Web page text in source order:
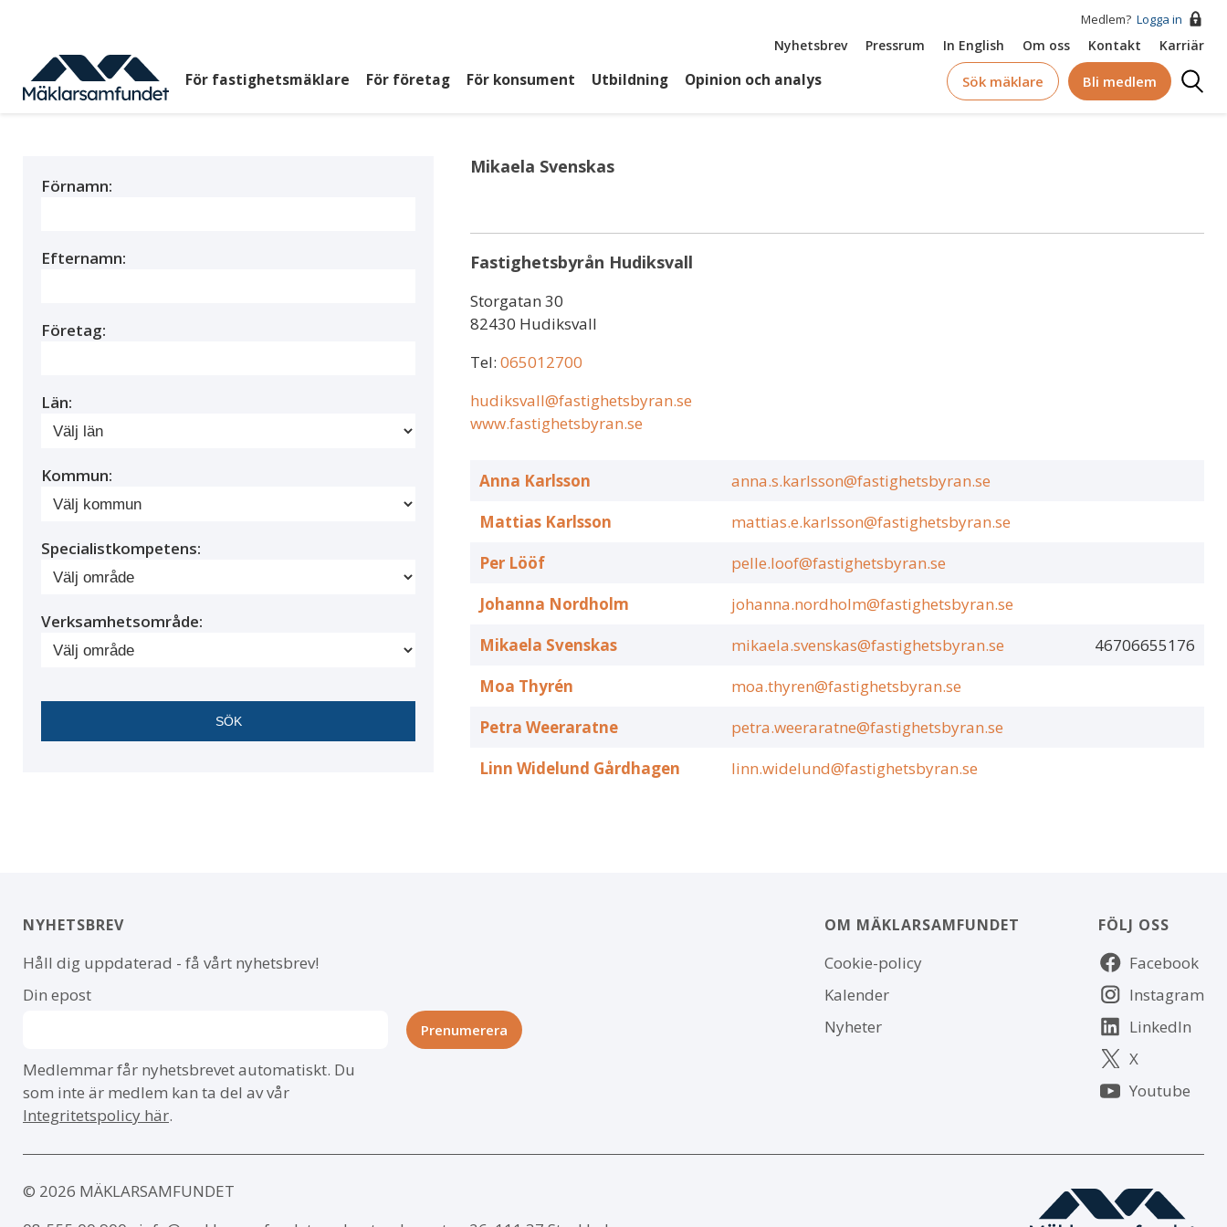
huvudinnehåll
Medlem? Logga in
Top
Nyhetsbrev Pressrum In English Om oss Kontakt Karriär
Huvudmeny
För fastighetsmäklare För företag För konsument Utbildning Opinion och analys Sök mäklare Bli medlem
Logga
Mikaela Svenskas
Fastighetsbyrån Hudiksvall
Storgatan 30
82430 Hudiksvall
Tel: 065012700
hudiksvall@fastighetsbyran.se
www.fastighetsbyran.se
Anna Karlsson
anna.s.karlsson@fastighetsbyran.se
Mattias Karlsson
mattias.e.karlsson@fastighetsbyran.se
Per Lööf
pelle.loof@fastighetsbyran.se
Johanna Nordholm
johanna.nordholm@fastighetsbyran.se
Mikaela Svenskas
mikaela.svenskas@fastighetsbyran.se
46706655176
Moa Thyrén
moa.thyren@fastighetsbyran.se
Petra Weeraratne
petra.weeraratne@fastighetsbyran.se
Linn Widelund Gårdhagen
linn.widelund@fastighetsbyran.se
Förnamn:
Efternamn:
Företag:
Län:
Kommun:
Specialistkompetens:
Verksamhetsområde:
NYHETSBREV
Håll dig uppdaterad - få vårt nyhetsbrev!
Din epost
Medlemmar får nyhetsbrevet automatiskt. Du
som inte är medlem kan ta del av vår
Integritetspolicy här.
OM MÄKLARSAMFUNDET
Om
Cookie-policy
Kalender
Nyheter
FÖLJ OSS
Följ
oss
Facebook
Instagram
LinkedIn
X
Youtube
© 2026 MÄKLARSAMFUNDET